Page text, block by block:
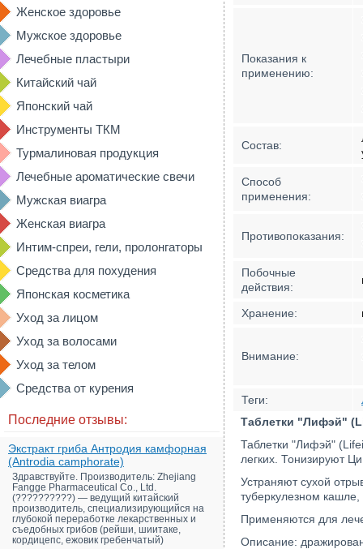
Женское здоровье
Мужское здоровье
Лечебные пластыри
Китайский чай
Японский чай
Инструменты ТКМ
Турмалиновая продукция
Лечебные ароматические свечи
Мужская виагра
Женская виагра
Интим-спреи, гели, пролонгаторы
Средства для похудения
Японская косметика
Уход за лицом
Уход за волосами
Уход за телом
Средства от курения
Последние отзывы:
Экстракт гриба Антродия камфорная
(Antrodia camphorate)
Здравствуйте. Производитель: Zhejiang
Fangge Pharmaceutical Co., Ltd.
(??????????) — ведущий китайский
производитель, специализирующийся на
глубокой переработке лекарственных и
съедобных грибов (рейши, шиитаке,
кордицепс, ежовик гребенчатый)
Показания к
применению:
Состав:
Способ
применения:
Противопоказания:
Побочные
действия:
Хранение:
Внимание:
Теги:
Таблетки "Лифэй"
Таблетки "Лифэй"
легких. Тонизируют
Устраняют сухой
туберкулезном
Применяются для
Описание: